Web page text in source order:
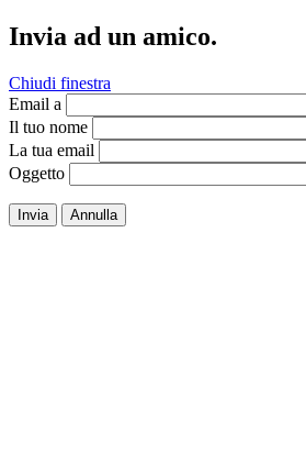
Invia ad un amico.
Chiudi finestra
Email a
Il tuo nome
La tua email
Oggetto
Invia Annulla